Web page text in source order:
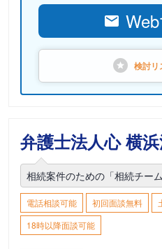
検討リ
弁護士法人心 横
相続案件のための「相続チー
電話相談可能 初回面談無料
18時以降面談可能